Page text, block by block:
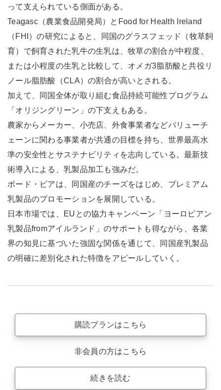
って支えられている側面がある。
Teagasc（農業食品開発局）とFood for Health Ireland
（FHI）の研究によると、同国のグラスフェッド（牧草飼
育）で飼育された乳牛の生乳は、牧草の割合が中程度、
または小程度の生乳と比較して、オメガ3脂肪酸と共役リ
ノール脂肪酸（CLA）の割合が高いとされる。
加えて、同国全体が取り組む食品持続可能性プログラム
「オリジングリーン」の下支えもある。
農家からメーカー、小売店、外食事業者などバリューチ
ェーンに関わる事業者が共通の目標を持ち、世界最高水
準の安全性とサステナビリティを志向している。最新技
術導入による、乳製品加工も強みだ。
ボード・ビアは、同国産のチーズをはじめ、プレミアム
乳製品のプロモーションを展開している。
日本市場では、EUとの協力キャンペーン「ヨーロピアン
乳製品fromアイルランド」のサポートも得ながら、各業
界の知見に基づいた強固な関係を通じて、同国産乳製品
の明確に差別化された特徴をアピールしていく。
購読プランはこちら
非会員の方はこちら
続きを読む